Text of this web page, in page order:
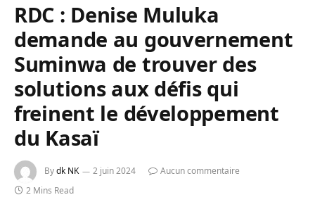
RDC : Denise Muluka
demande au gouvernement
Suminwa de trouver des
solutions aux défis qui
freinent le développement
du Kasaï
Bydk NK 2 juin 2024
Aucun commentaire
2 Mins Read